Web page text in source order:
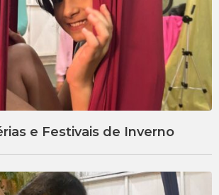
e Festivais de Inverno